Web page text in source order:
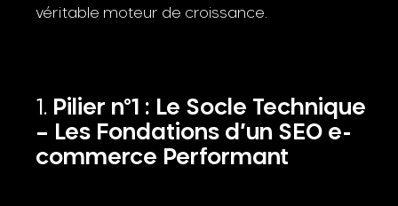
véritable moteur de croissance.
Pilier n°1 : Le Socle Technique
– Les Fondations d’un SEO e-
commerce Performant